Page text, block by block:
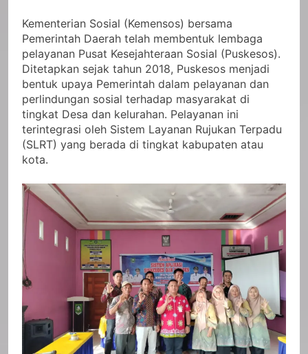
Kementerian Sosial (Kemensos) bersama
Pemerintah Daerah telah membentuk lembaga
pelayanan Pusat Kesejahteraan Sosial (Puskesos).
Ditetapkan sejak tahun 2018, Puskesos menjadi
bentuk upaya Pemerintah dalam pelayanan dan
perlindungan sosial terhadap masyarakat di
tingkat Desa dan kelurahan. Pelayanan ini
terintegrasi oleh Sistem Layanan Rujukan Terpadu
(SLRT) yang berada di tingkat kabupaten atau
kota.